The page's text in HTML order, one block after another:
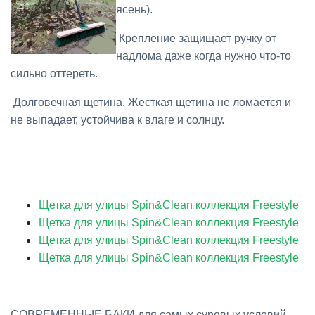
ясень).
Крепление защищает ручку от
надлома даже когда нужно что-то
сильно оттереть.
Долговечная щетина. Жесткая щетина не ломается и
не выпадает, устойчива к влаге и солнцу.
Щетка для улицы Spin&Clean коллекция Freestyle
Щетка для улицы Spin&Clean коллекция Freestyle
Щетка для улицы Spin&Clean коллекция Freestyle
Щетка для улицы Spin&Clean коллекция Freestyle